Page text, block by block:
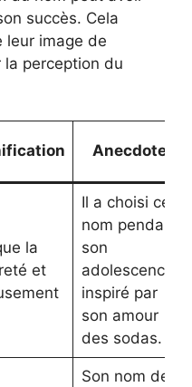
succès. Cela
leur image de
perception du
Anecdote
la
et
Il a choisi ce
nom pendant
son
adolescence,
inspiré par
son amour
des sodas.
Son nom de